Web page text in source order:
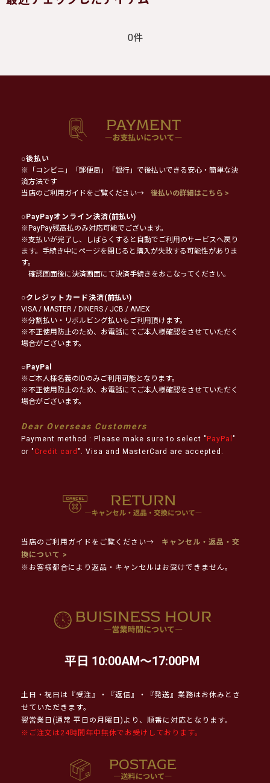
0件
○後払い
※「コンビニ」「郵便局」「銀行」で後払いできる安心・簡単な決
済方法です
当店のご利用ガイドをご覧ください→
後払いの詳細はこちら >
○PayPayオンライン決済(前払い)
※PayPay残高払のみ対応可能でございます。
※支払いが完了し、しばらくすると自動でご利用のサービスへ戻り
ます。手続き中にページを閉じると購入が失敗する可能性がありま
す。
確認画面後に決済画面にて決済手続きをおこなってください。
○クレジットカード決済(前払い)
VISA / MASTER / DINERS / JCB / AMEX
※分割払い・リボルビング払いもご利用頂けます。
※不正使用防止のため、お電話にてご本人様確認をさせていただく
場合がございます。
○PayPal
※ご本人様名義のIDのみご利用可能となります。
※不正使用防止のため、お電話にてご本人様確認をさせていただく
場合がございます。
Dear Overseas Customers
Payment method : Please make sure to select " PayPal "
or " Credit card ". Visa and MasterCard are accepted.
当店のご利用ガイドをご覧ください→
キャンセル・返品・交
換について >
※お客様都合により返品・キャンセルはお受けできません。
平日 10:00AM～17:00PM
土日・祝日は『受注』・『返信』・『発送』業務はお休みとさ
せていただきます。
翌営業日(通常 平日の月曜日)より、順番に対応となります。
※ご注文は24時間年中無休でお受けしております。